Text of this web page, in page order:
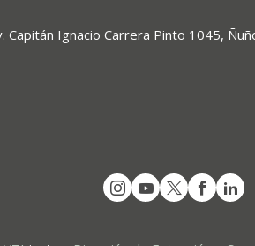
Capitán Ignacio Carrera Pinto 1045,